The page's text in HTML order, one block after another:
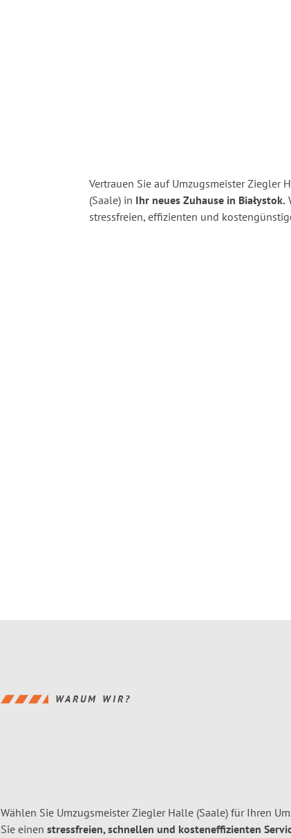
Vertrauen Sie auf Umzugsmeister Ziegler
(Saale) in Ihr neues Zuhause in Białystok.
stressfreien, effizienten und
WARUM WIR?
Wählen Sie Umzugsmeister Ziegler Halle (Saale) für Ihren
Sie einen stressfreien, schnellen und kosteneffizienten